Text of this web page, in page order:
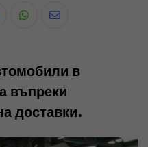
W
s
a
p
e
v
i
в
въпреки
доставки.